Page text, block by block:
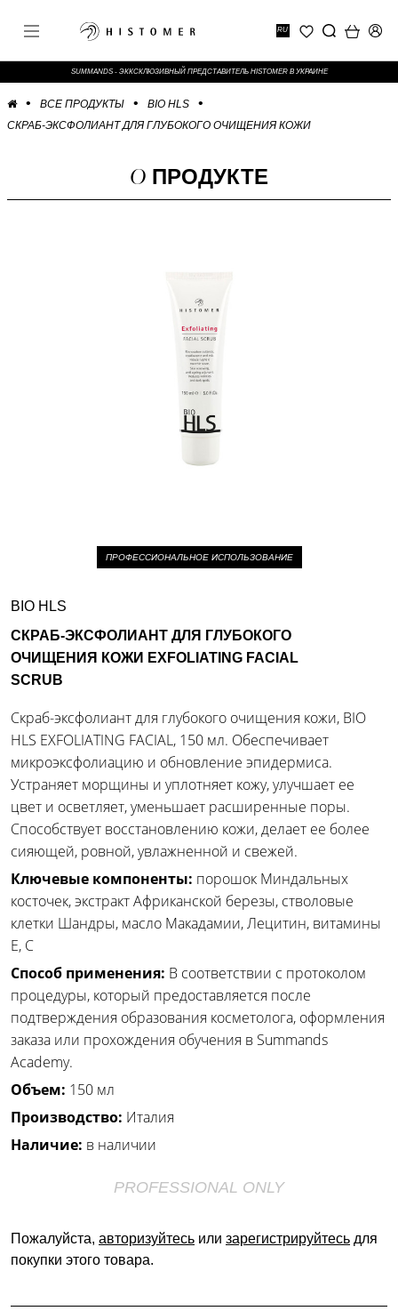
RU
SUMMANDS - ЭККСКЛЮЗИВНЫЙ ПРЕДСТАВИТЕЛЬ HISTOMER В УКРАИНЕ
ВСЕ ПРОДУКТЫ
BIO HLS
СКРАБ-ЭКСФОЛИАНТ ДЛЯ ГЛУБОКОГО ОЧИЩЕНИЯ КОЖИ
О ПРОДУКТЕ
ПРОФЕССИОНАЛЬНОЕ ИСПОЛЬЗОВАНИЕ
BIO HLS
СКРАБ-ЭКСФОЛИАНТ ДЛЯ ГЛУБОКОГО
ОЧИЩЕНИЯ КОЖИ EXFOLIATING FACIAL
SCRUB
Скраб-эксфолиант для глубокого очищения кожи, BIO
HLS EXFOLIATING FACIAL, 150 мл. Обеспечивает
микроэксфолиацию и обновление эпидермиса.
Устраняет морщины и уплотняет кожу, улучшает ее
цвет и осветляет, уменьшает расширенные поры.
Способствует восстановлению кожи, делает ее более
сияющей, ровной, увлажненной и свежей.
Ключевые компоненты: порошок Миндальных
косточек, экстракт Африканской березы, стволовые
клетки Шандры, масло Макадамии, Лецитин, витамины
Е, С
Способ применения: В соответствии с протоколом
процедуры, который предоставляется после
подтверждения образования косметолога, оформления
заказа или прохождения обучения в Summands
Academy.
Объем: 150 мл
Производство: Италия
Наличие: в наличии
PROFESSIONAL ONLY
Пожалуйста, авторизуйтесь или зарегистрируйтесь для
покупки этого товара.